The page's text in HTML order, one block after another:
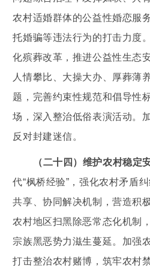
农村适婚群体的公益性婚恋服
托婚骗等违法行为的打击力度
化殡葬改革，推进公益性生态
人情攀比、大操大办、厚葬薄
题，完善约束性规范和倡导性
场，深入整治低俗表演活动。
反对封建迷信。
（二十四）维护农村稳定
代“枫桥经验”，强化农村矛盾
共享、协同解决机制，营造积
农村地区扫黑除恶常态化机制
宗族黑恶势力滋生蔓延。加强
打击整治农村赌博，筑牢农村